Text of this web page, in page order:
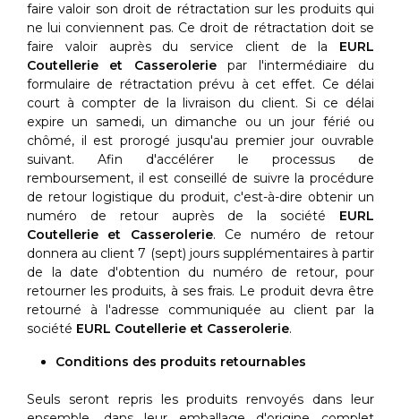
faire valoir son droit de rétractation sur les produits qui
ne lui conviennent pas. Ce droit de rétractation doit se
faire valoir auprès du service client de la EURL
Coutellerie et Casseroleriepar l'intermédiaire du
formulaire de rétractation prévu à cet effet. Ce délai
court à compter de la livraison du client. Si ce délai
expire un samedi, un dimanche ou un jour férié ou
chômé, il est prorogé jusqu'au premier jour ouvrable
suivant. Afin d'accélérer le processus de
remboursement, il est conseillé de suivre la procédure
de retour logistique du produit, c'est-à-dire obtenir un
numéro de retour auprès de la société EURL
Coutellerie et Casserolerie. Ce numéro de retour
donnera au client 7 (sept) jours supplémentaires à partir
de la date d'obtention du numéro de retour, pour
retourner les produits, à ses frais. Le produit devra être
retourné à l'adresse communiquée au client par la
société EURL Coutellerie et Casserolerie.
Conditions des produits retournables
Seuls seront repris les produits renvoyés dans leur